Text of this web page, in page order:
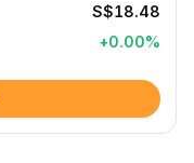
S$18.48
+0.00%